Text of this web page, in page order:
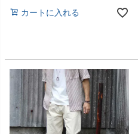
カートに入れる